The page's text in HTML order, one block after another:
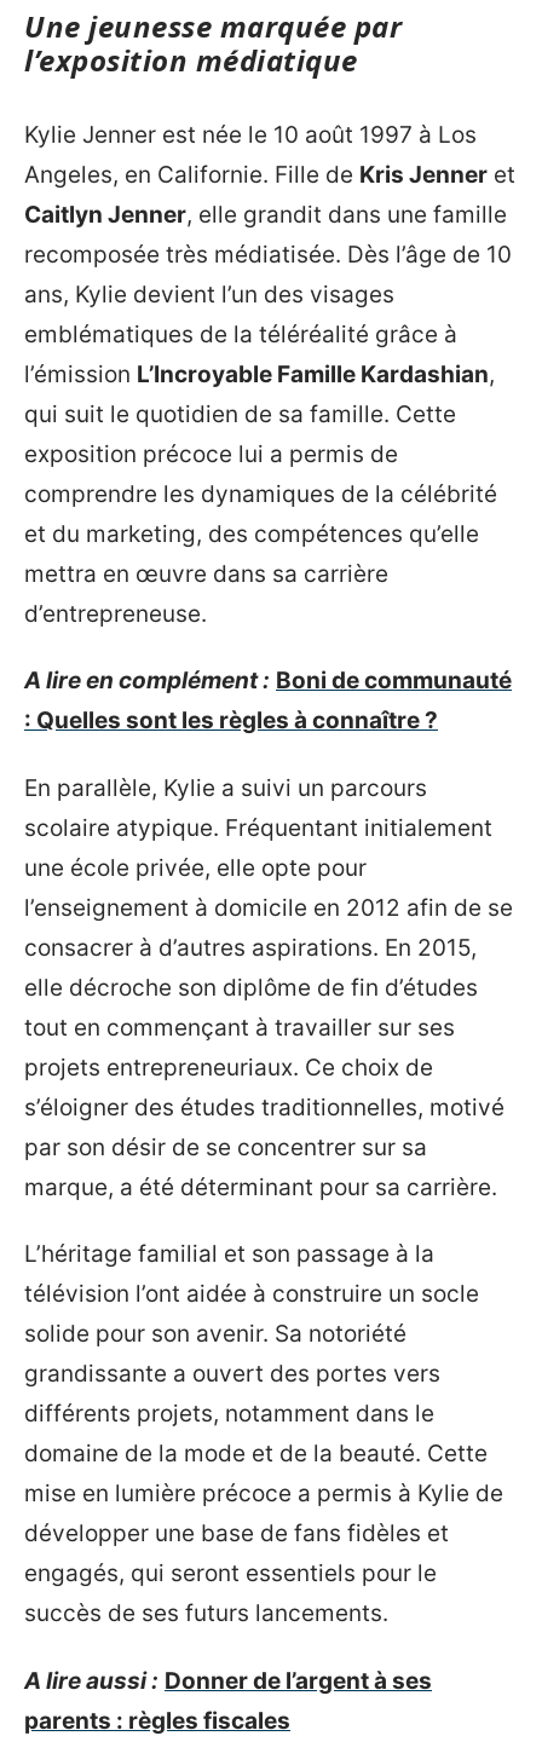
Une jeunesse marquée par
l’exposition médiatique
Kylie Jenner est née le 10 août 1997 à Los
Angeles, en Californie. Fille de Kris Jenner et
Caitlyn Jenner, elle grandit dans une famille
recomposée très médiatisée. Dès l’âge de 10
ans, Kylie devient l’un des visages
emblématiques de la téléréalité grâce à
l’émission L’Incroyable Famille Kardashian,
qui suit le quotidien de sa famille. Cette
exposition précoce lui a permis de
comprendre les dynamiques de la célébrité
et du marketing, des compétences qu’elle
mettra en œuvre dans sa carrière
d’entrepreneuse.
A lire en complément : Boni de communauté
: Quelles sont les règles à connaître ?
En parallèle, Kylie a suivi un parcours
scolaire atypique. Fréquentant initialement
une école privée, elle opte pour
l’enseignement à domicile en 2012 afin de se
consacrer à d’autres aspirations. En 2015,
elle décroche son diplôme de fin d’études
tout en commençant à travailler sur ses
projets entrepreneuriaux. Ce choix de
s’éloigner des études traditionnelles, motivé
par son désir de se concentrer sur sa
marque, a été déterminant pour sa carrière.
L’héritage familial et son passage à la
télévision l’ont aidée à construire un socle
solide pour son avenir. Sa notoriété
grandissante a ouvert des portes vers
différents projets, notamment dans le
domaine de la mode et de la beauté. Cette
mise en lumière précoce a permis à Kylie de
développer une base de fans fidèles et
engagés, qui seront essentiels pour le
succès de ses futurs lancements.
A lire aussi : Donner de l’argent à ses
parents : règles fiscales